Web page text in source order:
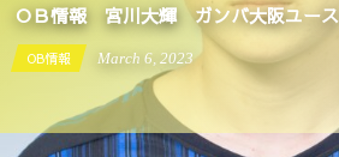
ＯＢ情報 宮川大輝 ガンバ大阪ユース
OB情報 March 6 2023